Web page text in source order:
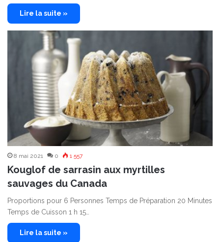
Lire la suite »
8 mai 2021 0 1 557
Kouglof de sarrasin aux myrtilles
sauvages du Canada
Proportions pour 6 Personnes Temps de Préparation 20 Minutes
Temps de Cuisson 1 h 15…
Lire la suite »